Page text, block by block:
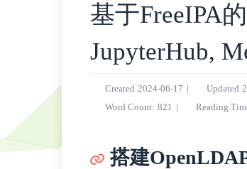
基于FreeIPA
JupyterHub,
Created 2024-06-17 | Updated
Word Count: 821 | Reading
搭建